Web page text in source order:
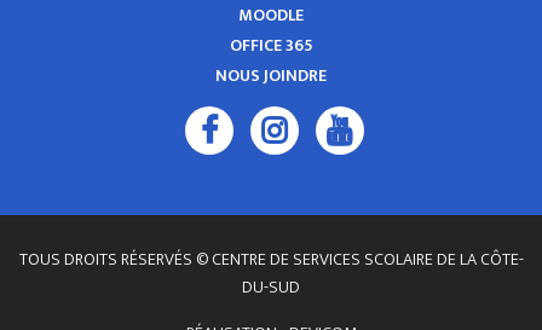
MOODLE
OFFICE 365
NOUS JOINDRE
TOUS DROITS RÉSERVÉS © CENTRE DE SERVICES SCOLAIRE DE LA CÔTE-
DU-SUD